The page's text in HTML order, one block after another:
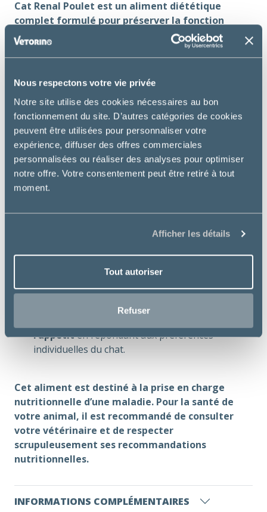
Nous respectons votre vie privée
Notre site utilise des cookies nécessaires au bon
fonctionnement du site. D’autres catégories de cookies
peuvent être utilisées pour personnaliser votre
expérience, diffuser des offres commerciales
personnalisées ou réaliser des analyses pour optimiser
notre offre. Votre consentement peut être retiré à tout
moment.
Afficher les détails
Tout autoriser
Refuser
Cat Renal Poulet est un aliment diététique
complet formulé pour préserver la fonction
rénale en cas d’insuffisance rénale ou de calculs
rénaux.
Insuffisance rénale chronique
Contre indications :
Gestation, lactation, croissance
Bienfaits essentiels :
Formulé pour
soulage les reins et limite les
alcalinisants pourlimiter l’acidose
métabolique due à la détérioration de la
l’appétiten répondant aux préférences
individuelles du chat.
Cet aliment est destiné à la prise en charge
nutritionnelle d’une maladie. Pour la santé de
votre animal, il est recommandé de consulter
votre vétérinaire et de respecter
scrupuleusement ses recommandations
nutritionnelles.
INFORMATIONS COMPLÉMENTAIRES